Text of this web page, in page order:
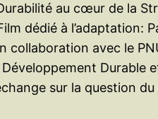
au cœur de la
dédié à l’adaptation:
collaboration avec le
Durable
sur la question